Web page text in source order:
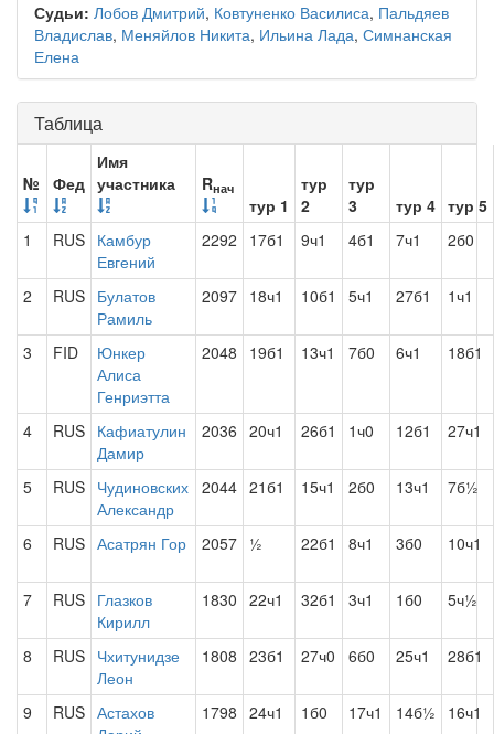
Судьи: Лобов Дмитрий, Ковтуненко Василиса, Пальдяев
Владислав, Меняйлов Никита, Ильина Лада, Симнанская
Елена
Таблица
№ Фед
Имя
участника
Rнач
тур 1
тур
2
тур
3
тур 4 тур 5
1
RUS Камбур
Евгений
2292 17б1 9ч1 4б1 7ч1 2б0
2 RUS Булатов
Рамиль
2097 18ч1 10б1 5ч1 27б1 1ч1
3 FID
Юнкер
Алиса
Генриэтта
2048 19б1 13ч1 7б0 6ч1 18б1
4 RUS Кафиатулин
Дамир
2036 20ч1 26б1 1ч0 12б1 27ч1
5 RUS Чудиновских
Александр
2044 21б1 15ч1 2б0 13ч1 7б½
6 RUS Асатрян Гор 2057 ½ 22б1 8ч1 3б0 10ч1
7 RUS Глазков
Кирилл
1830 22ч1 32б1 3ч1 1б0 5ч½
8 RUS Чхитунидзе
Леон
1808 23б1 27ч0 6б0 25ч1 28б1
9 RUS Астахов
1798 24ч1 1б0 17ч1 14б½ 16ч1